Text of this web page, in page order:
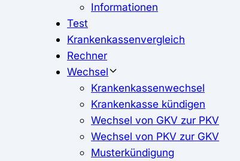
Informationen
Test
Krankenkassenvergleich
Rechner
Wechsel
Krankenkassenwechsel
Krankenkasse kündigen
Wechsel von GKV zur PKV
Wechsel von PKV zur GKV
Musterkündigung